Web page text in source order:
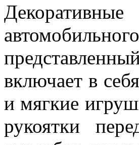
включает в
и мягкие
рукоятки